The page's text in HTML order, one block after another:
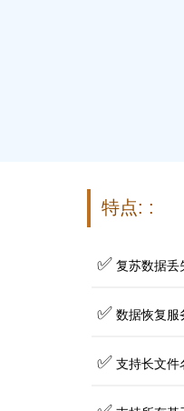
特点: :
✅ 复苏数据丢
✅ 数据恢复服
✅ 支持长文件